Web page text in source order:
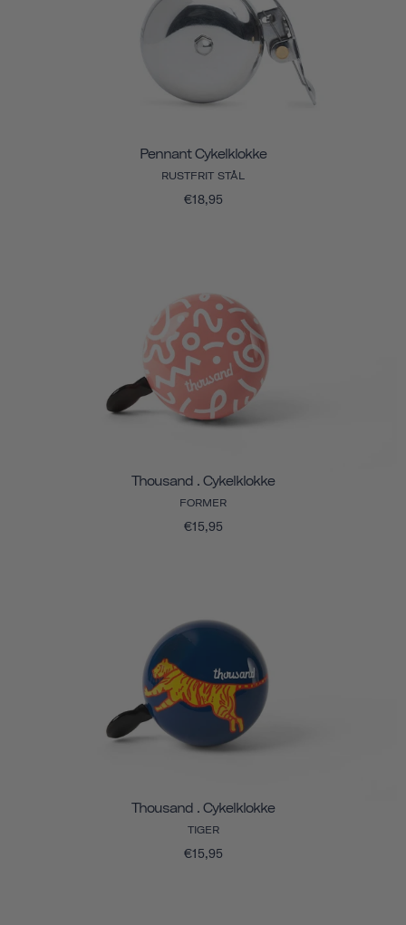
Pennant Cykelklokke
RUSTFRIT STÅL
€18,95
Thousand . Cykelklokke
FORMER
€15,95
Thousand . Cykelklokke
TIGER
€15,95